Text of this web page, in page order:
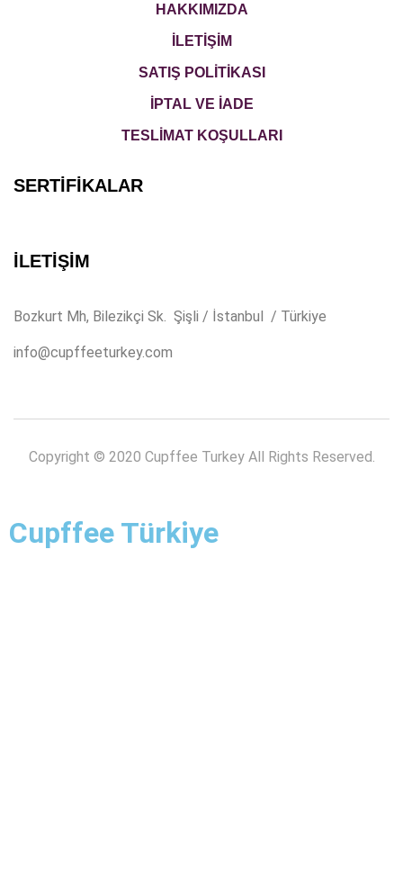
HAKKIMIZDA
İLETİŞİM
SATIŞ POLİTİKASI
İPTAL VE İADE
TESLİMAT KOŞULLARI
SERTİFİKALAR
İLETİŞİM
Bozkurt Mh, Bilezikçi Sk. Şişli / İstanbul / Türkiye
info@cupffeeturkey.com
Copyright © 2020 Cupffee Turkey All Rights Reserved.
Cupffee Türkiye